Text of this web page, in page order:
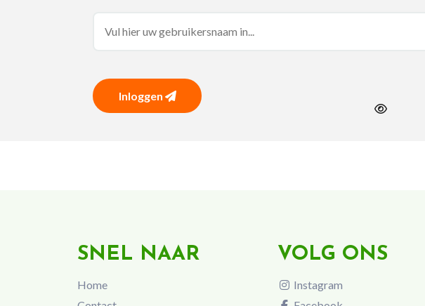
Inloggen
SNEL NAAR
Home
VOLG ONS
Instagram